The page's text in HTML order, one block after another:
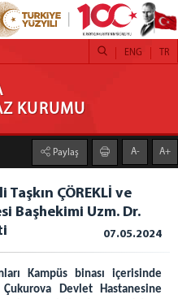
KURUMU
KURUMU
TR
ENG
Paylaş A- A+
ÇÖREKLİ ve
Başhekimi Uzm. Dr.
07.05.2024
Kampüs binası içerisinde
Devlet Hastanesine